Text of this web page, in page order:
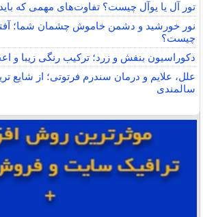
تور آل یا یوآل چیست؟ تفاوت‌های مهمی که باید
نور خورشید و دشمن خاموش چشمان شما؛
چیست؟
دکوراسیون بنفش و زرد؛ ترکیب رنگی زیبا و
علل، علایم و درمان سندرم فرتوتی؛ از شایع
سالمندی